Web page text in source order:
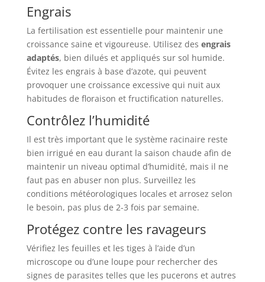
Engrais
La fertilisation est essentielle pour maintenir une
croissance saine et vigoureuse. Utilisez des engrais
adaptés, bien dilués et appliqués sur sol humide.
Évitez les engrais à base d’azote, qui peuvent
provoquer une croissance excessive qui nuit aux
habitudes de floraison et fructification naturelles.
Contrôlez l’humidité
Il est très important que le système racinaire reste
bien irrigué en eau durant la saison chaude afin de
maintenir un niveau optimal d’humidité, mais il ne
faut pas en abuser non plus. Surveillez les
conditions météorologiques locales et arrosez selon
le besoin, pas plus de 2-3 fois par semaine.
Protégez contre les ravageurs
Vérifiez les feuilles et les tiges à l’aide d’un
microscope ou d’une loupe pour rechercher des
signes de parasites telles que les pucerons et autres